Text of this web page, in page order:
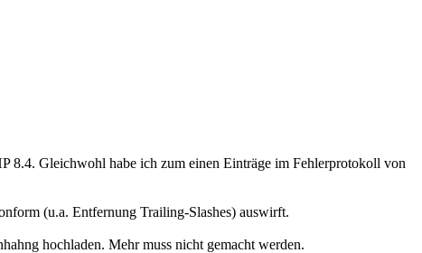
8.4. Gleichwohl habe ich zum einen Einträge im Fehlerprotokoll von
(u.a. Entfernung Trailing-Slashes) auswirft.
hochladen. Mehr muss nicht gemacht werden.